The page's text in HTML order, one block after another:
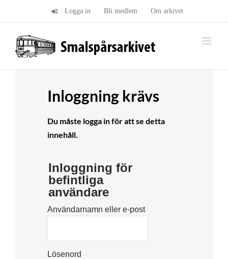
Logga in Bli medlem Om arkivet
Inloggning krävs
Du måste logga in för att se detta
innehåll.
Inloggning för
befintliga
användare
Användarnamn eller e-post
Lösenord